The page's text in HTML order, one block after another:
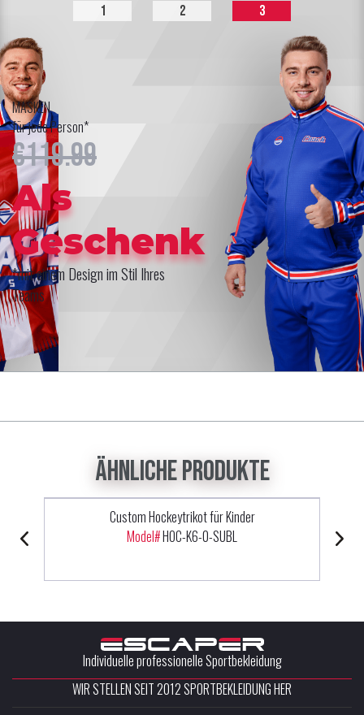
MASKEN
für jede Person*
€119.99
Als
Geschenk
*mit einem Design im Stil Ihres
Teams
1 2 3
Ähnliche Produkte
Custom Hockeytrikot für Kinder
Model#HOC-K6-0-SUBL
Individuelle professionelle Sportbekleidung
WIR STELLEN SEIT 2012 SPORTBEKLEIDUNG HER